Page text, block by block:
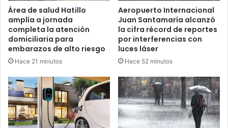
Área de salud Hatillo
amplía a jornada
completa la atención
domiciliaria para
embarazos de alto riesgo
Hace 21 minutos
Aeropuerto Internacional
Juan Santamaría alcanzó
la cifra récord de reportes
por interferencias con
luces láser
Hace 52 minutos